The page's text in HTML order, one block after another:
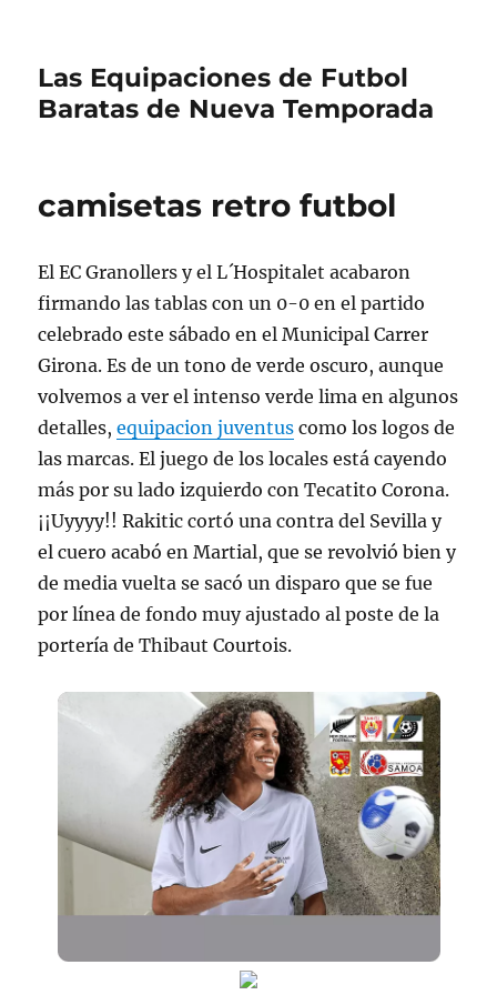
Las Equipaciones de Futbol
Baratas de Nueva Temporada
camisetas retro futbol
El EC Granollers y el L´Hospitalet acabaron
firmando las tablas con un 0-0 en el partido
celebrado este sábado en el Municipal Carrer
Girona. Es de un tono de verde oscuro, aunque
volvemos a ver el intenso verde lima en algunos
detalles,equipacion juventus como los logos de
las marcas. El juego de los locales está cayendo
más por su lado izquierdo con Tecatito Corona.
¡¡Uyyyy!! Rakitic cortó una contra del Sevilla y
el cuero acabó en Martial, que se revolvió bien y
de media vuelta se sacó un disparo que se fue
por línea de fondo muy ajustado al poste de la
portería de Thibaut Courtois.